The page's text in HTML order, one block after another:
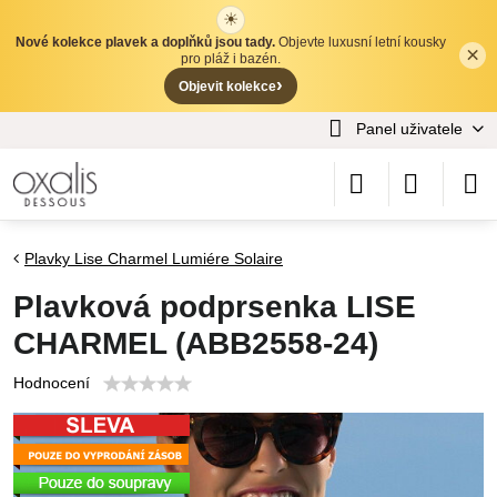
✕
×
☀
Nové kolekce plavek a doplňků jsou tady. Objevte luxusní letní kousky
pro pláž i bazén.
Objevit kolekce›
Panel uživatele
Plavky Lise Charmel Lumiére Solaire
Plavková podprsenka LISE
CHARMEL (ABB2558-24)
Hodnocení